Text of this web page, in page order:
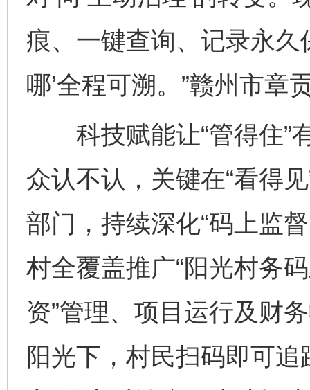
痕、一键查询、记录永久
哪’全程可溯。”赣州市章
科技赋能让“管得住”
众认不认，关键在“看得
部门，持续深化“码上监
村全覆盖推广“阳光村务
资”管理、项目运行及财
阳光下，村民扫码即可